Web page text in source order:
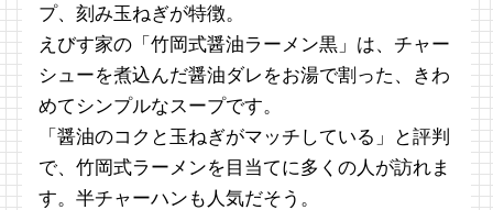
プ、刻み玉ねぎが特徴。
えびす家の「竹岡式醤油ラーメン黒」は、チャー
シューを煮込んだ醤油ダレをお湯で割った、きわ
めてシンプルなスープです。
「醤油のコクと玉ねぎがマッチしている」と評判
で、竹岡式ラーメンを目当てに多くの人が訪れま
す。半チャーハンも人気だそう。